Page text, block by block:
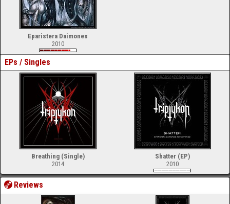
Eparistera Daimones
2010
EPs / Singles
Breathing (Single)
2014
Shatter (EP)
2010
Reviews